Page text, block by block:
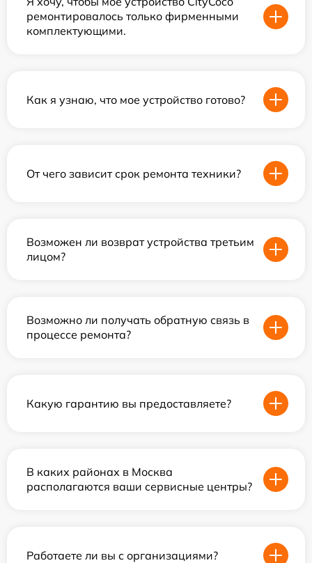
ремонтировалось только фирменными
комплектующими.
Как я узнаю, что мое устройство готово?
От чего зависит срок ремонта техники?
Возможен ли возврат устройства третьим
лицом?
Возможно ли получать обратную связь в
процессе ремонта?
Какую гарантию вы предоставляете?
В каких районах в Москва
располагаются ваши сервисные центры?
Работаете ли вы с организациями?